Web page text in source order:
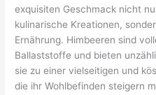
exquisiten Geschmack nicht
kulinarische Kreationen,
Ernährung. Himbeeren sind
Ballaststoffe und bieten
sie zu einer vielseitigen und
die ihr Wohlbefinden steigern